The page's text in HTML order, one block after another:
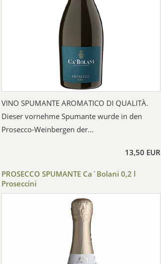
VINO SPUMANTE AROMATICO DI QUALITÀ.
Dieser vornehme Spumante wurde in den
Prosecco-Weinbergen der...
13,50 EUR
PROSECCO SPUMANTE Ca`Bolani 0,2 l
Proseccini